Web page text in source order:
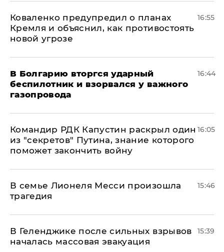
Коваленко предупредил о планах
Кремля и объяснил, как противостоять
новой угрозе
16:55
В Болгарию вторгся ударный
беспилотник и взорвался у важного
газопровода
16:44
Командир РДК Капустин раскрыл один
из "секретов" Путина, знание которого
поможет закончить войну
16:05
В семье Лионеля Месси произошла
трагедия
15:46
В Геленджике после сильных взрывов
началась массовая эвакуация
15:39